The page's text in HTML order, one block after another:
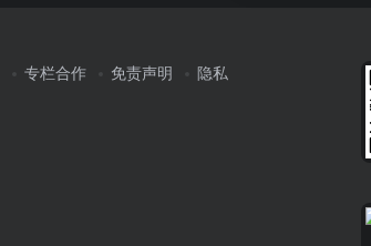
专栏合作 免责声明
隐私